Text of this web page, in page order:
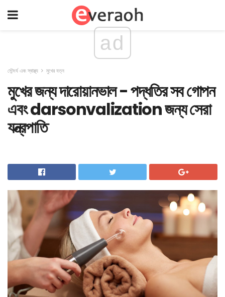
ad
সৌন্দর্য এবং স্বাস্থ্য মুখের যত্ন
মুখের জন্য দারোয়ানভাল - পদ্ধতির সব গোপন
এবং darsonvalization জন্য সেরা
যন্ত্রপাতি